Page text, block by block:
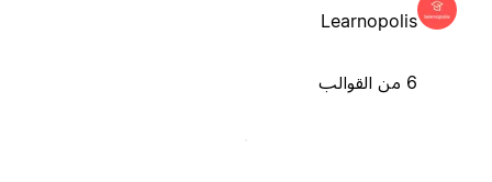
Learnopolis